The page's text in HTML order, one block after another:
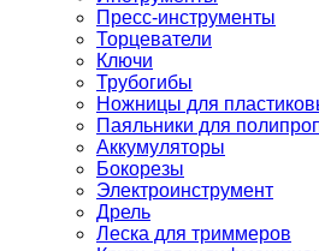
Пресс-инструменты
Торцеватели
Ключи
Трубогибы
Ножницы для
Паяльники для
Аккумуляторы
Бокорезы
Электроинструмент
Дрель
Леска для триммеров